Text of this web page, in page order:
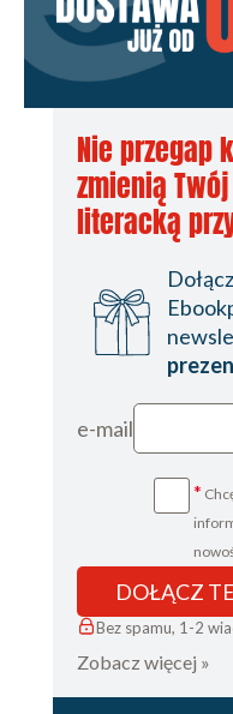
Nie przegap
zmienią
literacką
e-mail
*
DOŁĄCZ
Bez spamu, 1-2
Zobacz więcej »